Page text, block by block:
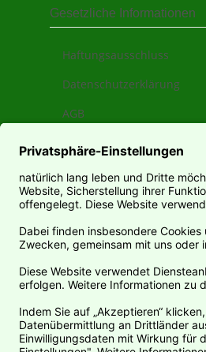
Gesetzliche Informationen
Haftungsausschluss
Datenschutzerklärung
AGB
Sitemap
Impressum
Widerrufsrecht